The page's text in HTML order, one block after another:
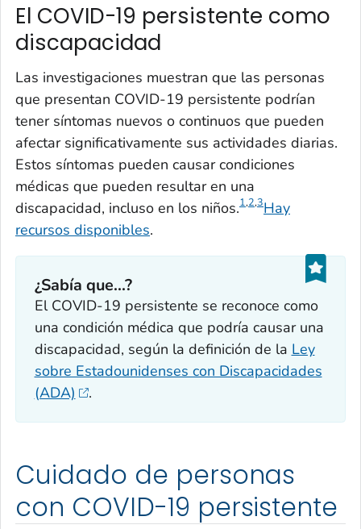
El COVID-19 persistente como
discapacidad
Las investigaciones muestran que las personas
que presentan COVID-19 persistente podrían
tener síntomas nuevos o continuos que pueden
afectar significativamente sus actividades diarias.
Estos síntomas pueden causar condiciones
médicas que pueden resultar en una
discapacidad, incluso en los niños.1,2,3Hay
recursos disponibles.
¿Sabía que...?
El COVID-19 persistente se reconoce como
una condición médica que podría causar una
discapacidad, según la definición de la Ley
sobre Estadounidenses con Discapacidades
(ADA)
.
Cuidado de personas
con COVID-19 persistente